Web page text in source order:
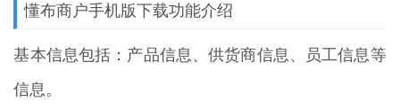
懂布商户手机版下载功能介绍
基本信息包括：产品信息、供货商信息、员工信息等
信息。